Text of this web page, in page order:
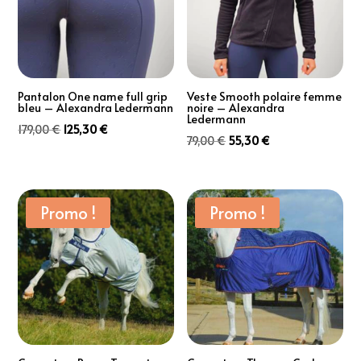
Pantalon One name full grip
bleu – Alexandra Ledermann
179,00€ Le
était :
179,00 €.
125,30€
est :
125,30 €.
Veste Smooth polaire femme
noire – Alexandra
Ledermann
79,00€ Le
79,00 €.
55,30€
est :
55,30 €.
Promo ! Promo !